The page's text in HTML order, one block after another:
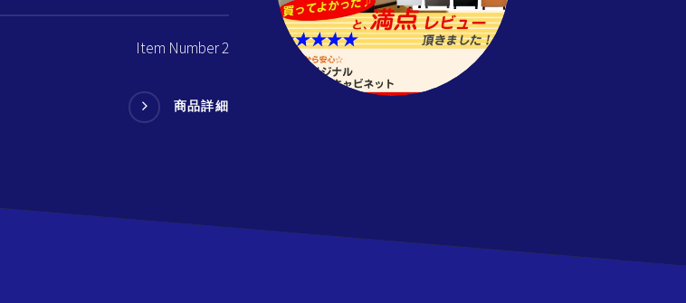
Item Number 2
商品詳細